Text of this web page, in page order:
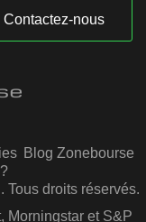
Contactez-nous
Blog Zonebourse
droits réservés.
Morningstar et S&P